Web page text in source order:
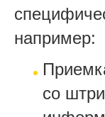
например:
со